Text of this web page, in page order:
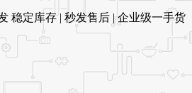
稳定库存 | 秒发售后 | 企业级一手货